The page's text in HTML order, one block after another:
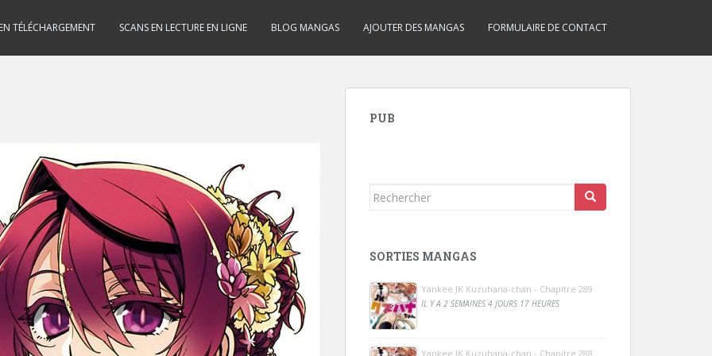
TÉLÉCHARGEMENT SCANS EN LECTURE EN LIGNE BLOG MANGAS AJOUTER DES MANGAS FORMULAIRE DE CONTACT
PUB
Rechercher...
SORTIES MANGAS
Yankee JK Kuzuhana-chan - Chapitre 289
IL Y A 2 SEMAINES 4 JOURS 17 HEURES
Yankee JK Kuzuhana-chan - Chapitre 288